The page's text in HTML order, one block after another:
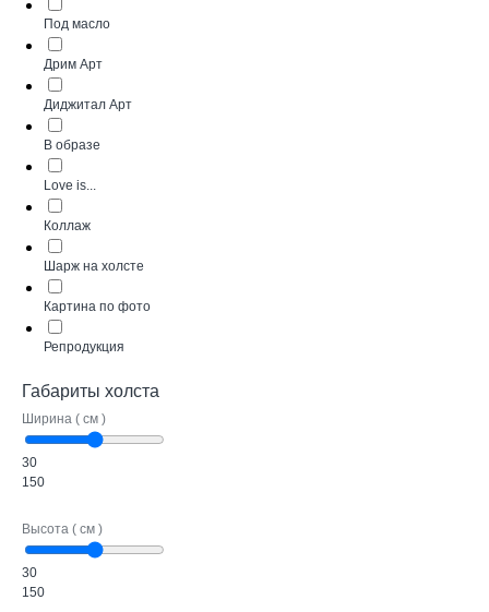
Под масло
Дрим Арт
Диджитал Арт
В образе
Love is...
Коллаж
Шарж на холсте
Картина по фото
Репродукция
Габариты холста
Ширина ( см )
30
150
Высота ( см )
30
150